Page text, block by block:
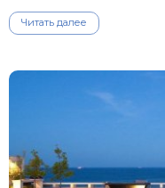
Читать далее